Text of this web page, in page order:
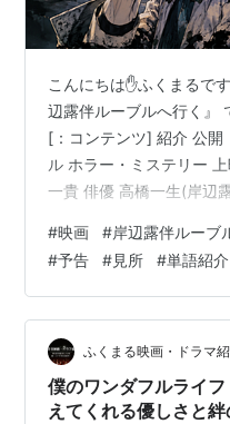
こんにちは✋ふくまるで
辺露伴ルーブルへ行く』
[：コンテンツ] 紹介 公開
ル ホラー・ミステリー
一貴 俳優 高橋一生(岸辺
世で最も黒い絵」の存在
ため、ルーヴル美術館を
には恐ろしい呪いがある
次々と異変が起こります
伴にも迫っていくのでし
予告 youtu…
#映画 #岸辺露伴ルーブ
#予告 #見所 #単語紹介
ふくまる映画・ドラマ
僕のワンダフルライ
えてくれる優しさと